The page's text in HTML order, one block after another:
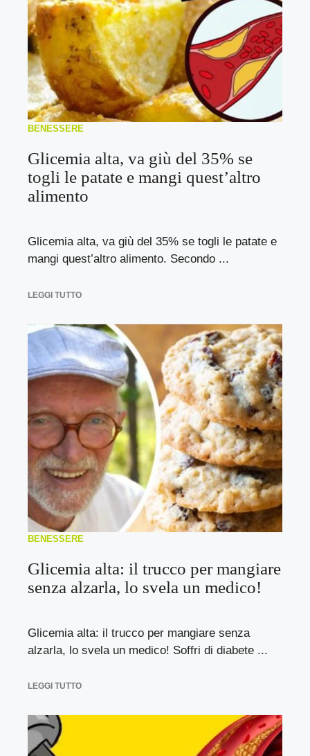
BENESSERE
Glicemia alta, va giù del 35% se
togli le patate e mangi quest’altro
alimento
Glicemia alta, va giù del 35% se togli le patate e
mangi quest’altro alimento. Secondo ...
LEGGI TUTTO
BENESSERE
Glicemia alta: il trucco per mangiare
senza alzarla, lo svela un medico!
Glicemia alta: il trucco per mangiare senza
alzarla, lo svela un medico! Soffri di diabete ...
LEGGI TUTTO